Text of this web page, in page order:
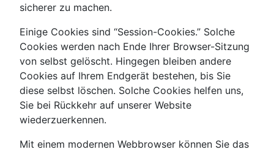
sicherer zu machen.
Einige Cookies sind “Session-Cookies.” Solche
Cookies werden nach Ende Ihrer Browser-Sitzung
von selbst gelöscht. Hingegen bleiben andere
Cookies auf Ihrem Endgerät bestehen, bis Sie
diese selbst löschen. Solche Cookies helfen uns,
Sie bei Rückkehr auf unserer Website
wiederzuerkennen.
Mit einem modernen Webbrowser können Sie das